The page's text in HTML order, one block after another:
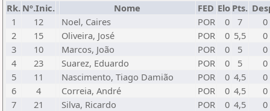
Rk. Nº.Inic. Nome FED Elo Pts.
1
12 Noel, Caires POR 0 7
0
2
15 Oliveira, José POR 0 5,5
0
3
10 Marcos, João POR 0 5
0
4
23 Suarez, Eduardo POR 0 5
0
5
11 Nascimento, Tiago Damião POR 0 4,5
0
6
4 Correia, André POR 0 4,5
0
7
21 Silva, Ricardo POR 0 4,5
0